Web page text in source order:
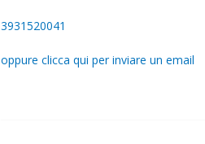
3931520041
oppure clicca qui per inviare un email